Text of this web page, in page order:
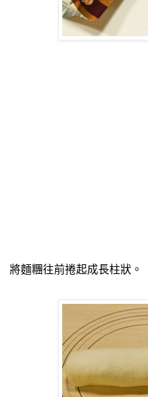
將麵糰往前捲起成長柱狀。